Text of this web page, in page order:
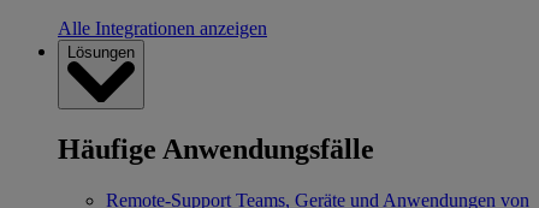
Alle Integrationen anzeigen
Lösungen
Häufige Anwendungsfälle
Remote-Support Teams, Geräte und Anwendungen von